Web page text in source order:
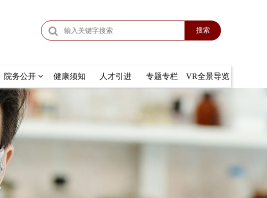
搜索
院务公开 健康须知 人才引进 专题专栏 VR全景导览